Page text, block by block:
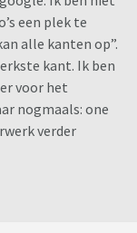
een plek te
alle kanten op”.
kant. Ik ben
voor het
nogmaals: one
verder